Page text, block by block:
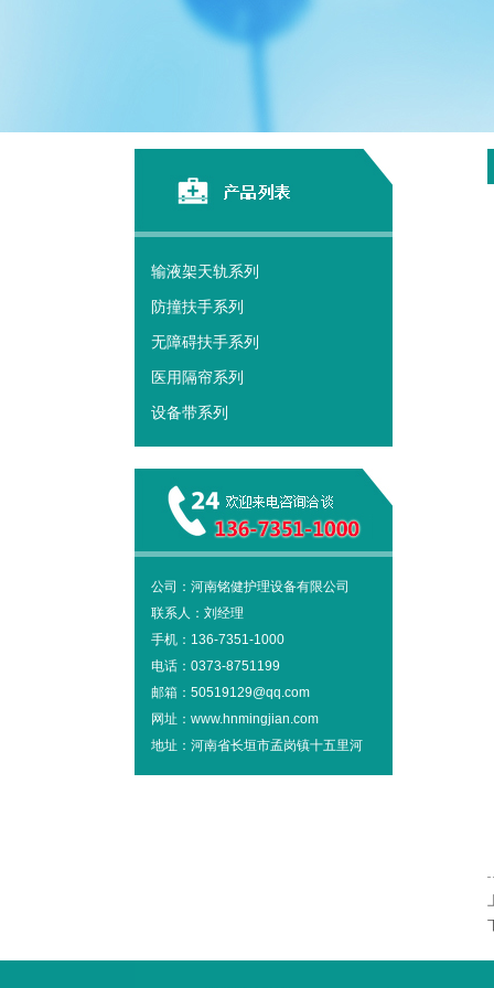
输液架天轨系列
防撞扶手系列
无障碍扶手系列
医用隔帘系列
设备带系列
公司：河南铭健护理设备有限公司
联系人：刘经理
手机：136-7351-1000
电话：0373-8751199
邮箱：50519129@qq.com
网址：www.hnmingjian.com
地址：河南省长垣市孟岗镇十五里河